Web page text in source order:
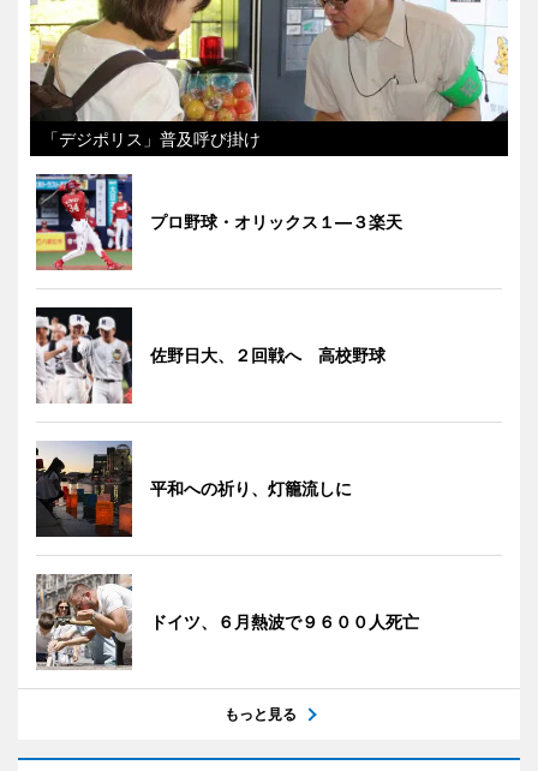
「デジポリス」普及呼び掛け
プロ野球・オリックス１―３楽天
佐野日大、２回戦へ 高校野球
平和への祈り、灯籠流しに
ドイツ、６月熱波で９６００人死亡
もっと見る